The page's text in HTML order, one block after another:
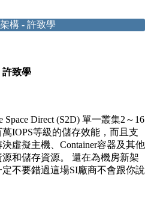
構 - 許致學
許致學
Space Direct (S2D) 單一叢集2～16
IOPS等級的儲存效能，而且支
虛擬主機、Container容器及其他
和儲存資源。 還在為機房新架
不要錯過這場SI廠商不會跟你說